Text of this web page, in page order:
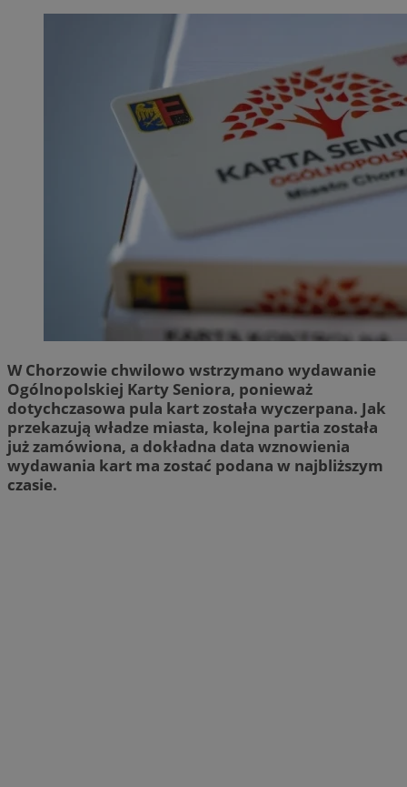
W Chorzowie chwilowo wstrzymano wydawanie
Ogólnopolskiej Karty Seniora, ponieważ
dotychczasowa pula kart została wyczerpana. Jak
przekazują władze miasta, kolejna partia została
już zamówiona, a dokładna data wznowienia
wydawania kart ma zostać podana w najbliższym
czasie.